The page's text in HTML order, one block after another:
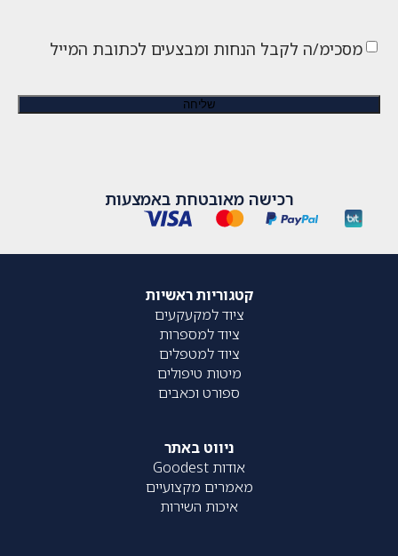
מסכימ/ה לקבל הנחות ומבצעים לכתובת המייל
רכישה מאובטחת באמצעות
קטגוריות ראשיות
ציוד למקעקעים
ציוד למספרות
ציוד למטפלים
מיטות טיפולים
ספורט וכאבים
ניווט באתר
אודות Goodest
מאמרים מקצועיים
איכות השירות